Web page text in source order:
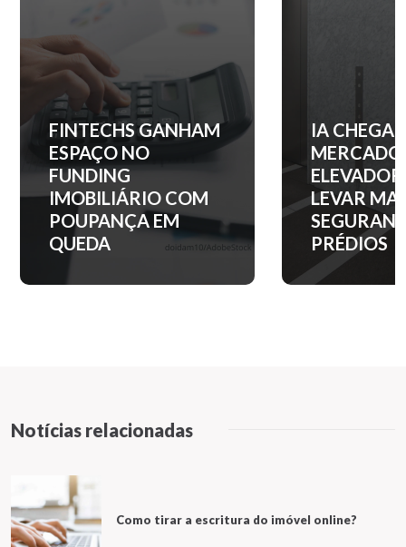
IA CHEGA AO
MERCADO DE
ELEVADORES PARA
LEVAR MAIS
SEGURANÇA AOS
PRÉDIOS
QUANTO
ENTRADA
NOS
BAIRROS
PAULO?
Notícias relacionadas
Como tirar a escritura do imóvel online?